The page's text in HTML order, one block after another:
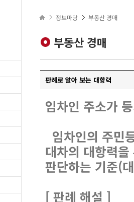
정보마당 부동산 경매
부동산 경매
판례로 알아 보는 대항력
임차인 주소가
임차인의 주민
대차의 대항력
판단하는 기준(
[ 판례 해설 ]